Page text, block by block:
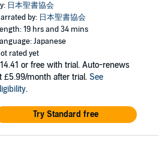
として聖別するための献げ物や清めの
います。
1289節・303分)
、書名は「数」を意味するギリシア語
（ヌーメリ）に由来します。
部族や氏族の名称や人数の記録と、イ
旅する姿が描かれます。
します。
ですが、この書において重要なのは、
日本聖書協会
by: 日本聖書協会
19 hrs and 34 mins
Japanese
rated yet
or free with trial. Auto-renews
£5.99/month after trial. See
.
Try Standard free